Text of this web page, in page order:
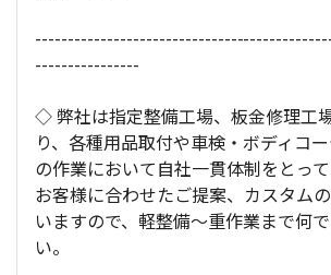
----------------
◇ 弊社は指定整備工場、板金修理工
り、各種用品取付や車検・ボディコ
の作業において自社一貫体制をとって
お客様に合わせたご提案、カスタム
いますので、軽整備～重作業まで何
い。